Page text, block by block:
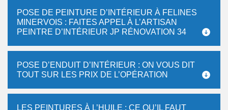
POSE DE PEINTURE D’INTÉRIEUR À FELINES
MINERVOIS : FAITES APPEL À L’ARTISAN
PEINTRE D’INTÉRIEUR JP RÉNOVATION 34
POSE D’ENDUIT D’INTÉRIEUR : ON VOUS DIT
TOUT SUR LES PRIX DE L’OPÉRATION
LES PEINTURES À L’HUILE : CE QU’IL FAUT